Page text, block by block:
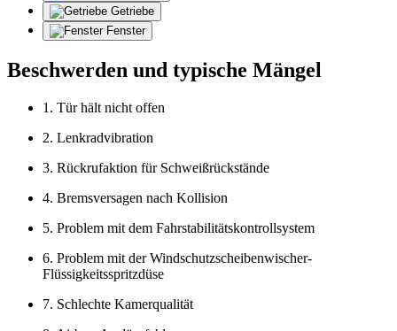
Getriebe
Fenster
Beschwerden und typische Mängel
1. Tür hält nicht offen
2. Lenkradvibration
3. Rückrufaktion für Schweißrückstände
4. Bremsversagen nach Kollision
5. Problem mit dem Fahrstabilitätskontrollsystem
6. Problem mit der Windschutzscheibenwischer-
Flüssigkeitsspritzdüse
7. Schlechte Kamerqualität